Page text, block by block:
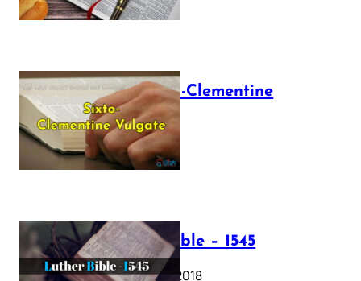
The Sixto-Clementine
Vulgate
July 12, 2025
Luther Bible – 1545
October 17, 2018